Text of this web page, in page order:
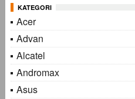
KATEGORI
Acer
Advan
Alcatel
Andromax
Asus